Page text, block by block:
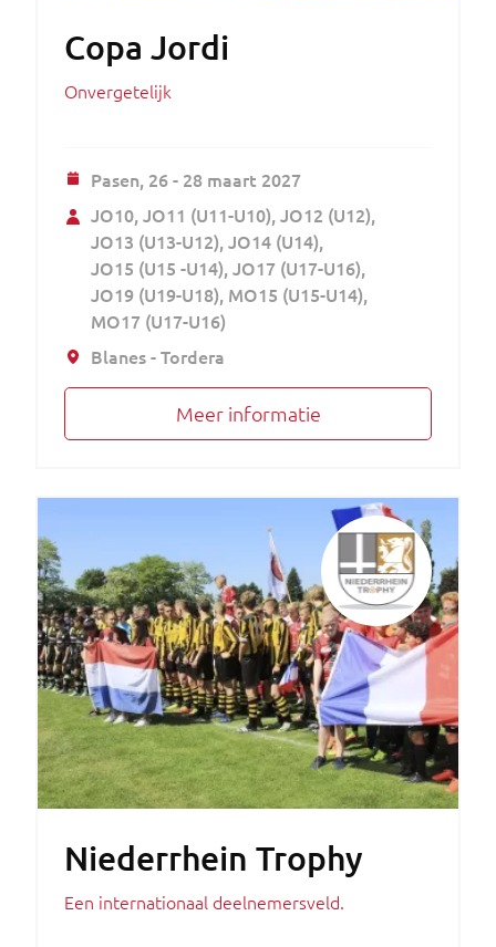
Copa Jordi
Onvergetelijk
Pasen, 26 - 28 maart 2027
JO10 JO11 (U11-U10) JO12 (U12)
JO13 (U13-U12) JO14 (U14)
JO15 (U15 -U14) JO17 (U17-U16)
JO19 (U19-U18) MO15 (U15-U14)
MO17 (U17-U16)
Blanes - Tordera
Meer informatie
Niederrhein Trophy
Een internationaal deelnemersveld.